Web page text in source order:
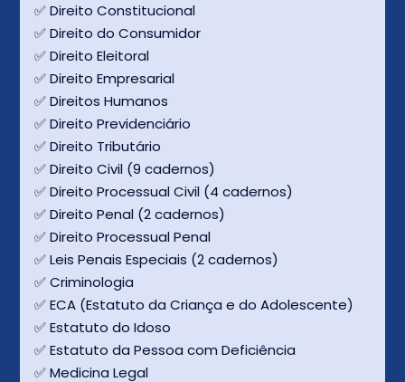
✅ Direito Constitucional
✅ Direito do Consumidor
✅ Direito Eleitoral
✅ Direito Empresarial
✅ Direitos Humanos
✅ Direito Previdenciário
✅ Direito Tributário
✅ Direito Civil (9 cadernos)
✅ Direito Processual Civil (4 cadernos)
✅ Direito Penal (2 cadernos)
✅ Direito Processual Penal
✅ Leis Penais Especiais (2 cadernos)
✅ Criminologia
✅ ECA (Estatuto da Criança e do Adolescente)
✅ Estatuto do Idoso
✅ Estatuto da Pessoa com Deficiência
✅ Medicina Legal